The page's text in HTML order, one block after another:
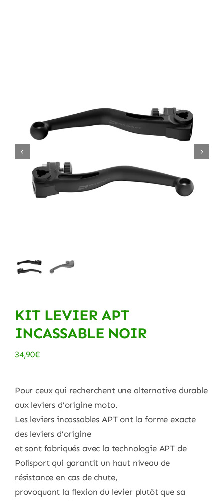
KIT LEVIER APT
INCASSABLE NOIR
34,90€
Pour ceux qui recherchent une alternative durable
aux leviers d’origine moto.
Les leviers incassables APT ont la forme exacte
des leviers d’origine
et sont fabriqués avec la technologie APT de
Polisport qui garantit un haut niveau de
résistance en cas de chute,
provoquant la flexion du levier plutôt que sa